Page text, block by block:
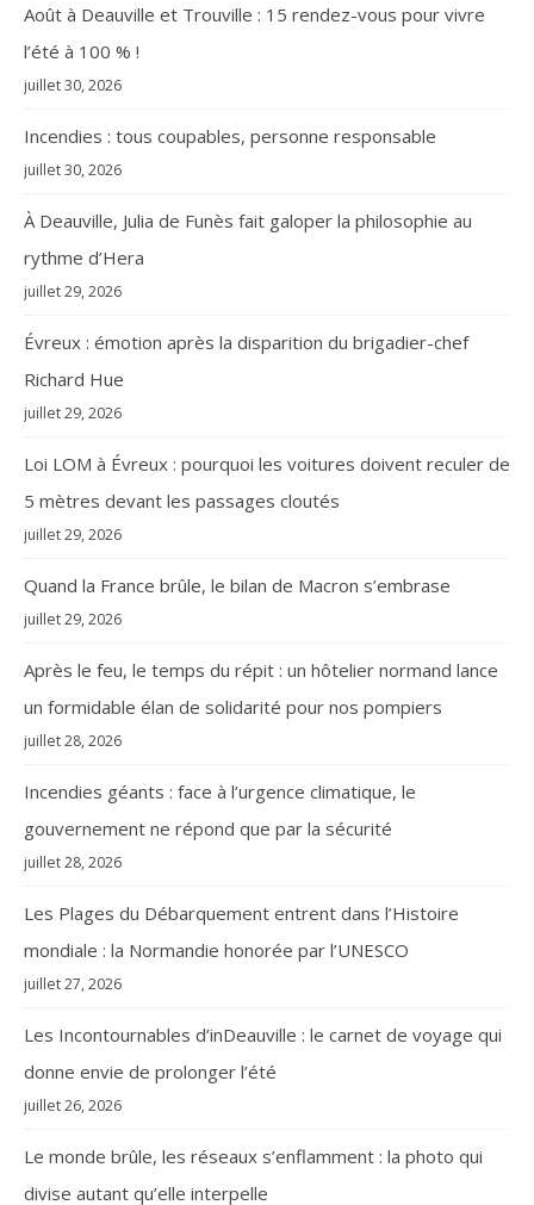
Août à Deauville et Trouville : 15 rendez-vous pour vivre
l’été à 100 % !
juillet 30, 2026
Incendies : tous coupables, personne responsable
juillet 30, 2026
À Deauville, Julia de Funès fait galoper la philosophie au
rythme d’Hera
juillet 29, 2026
Évreux : émotion après la disparition du brigadier-chef
Richard Hue
juillet 29, 2026
Loi LOM à Évreux : pourquoi les voitures doivent reculer de
5 mètres devant les passages cloutés
juillet 29, 2026
Quand la France brûle, le bilan de Macron s’embrase
juillet 29, 2026
Après le feu, le temps du répit : un hôtelier normand lance
un formidable élan de solidarité pour nos pompiers
juillet 28, 2026
Incendies géants : face à l’urgence climatique, le
gouvernement ne répond que par la sécurité
juillet 28, 2026
Les Plages du Débarquement entrent dans l’Histoire
mondiale : la Normandie honorée par l’UNESCO
juillet 27, 2026
Les Incontournables d’inDeauville : le carnet de voyage qui
donne envie de prolonger l’été
juillet 26, 2026
Le monde brûle, les réseaux s’enflamment : la photo qui
divise autant qu’elle interpelle